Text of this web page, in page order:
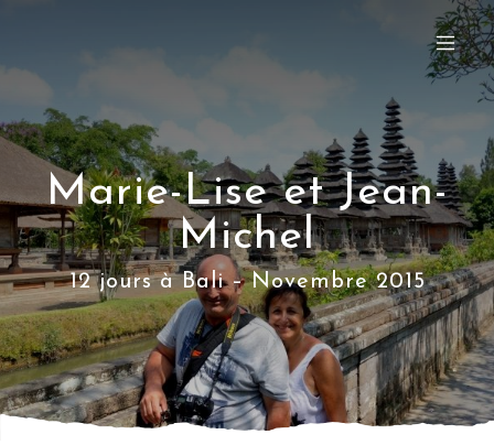
Marie-Lise et Jean-
Michel
12 jours à Bali – Novembre 2015